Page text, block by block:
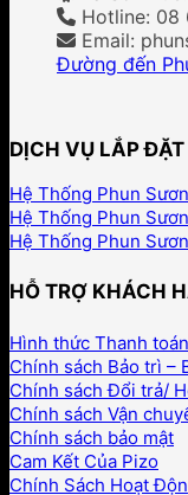
Hotline: 08
Email:
Đường đến
DỊCH VỤ LẮP ĐẶT
Hệ Thống Phun
Hệ Thống Phun
Hệ Thống Phun
HỖ TRỢ KHÁCH
Hình thức Thanh toán
Chính sách Bảo trì –
Chính sách Đổi trả/
Chính sách Vận
Chính sách bảo mật
Cam Kết Của Pizo
Chính Sách Hoạt